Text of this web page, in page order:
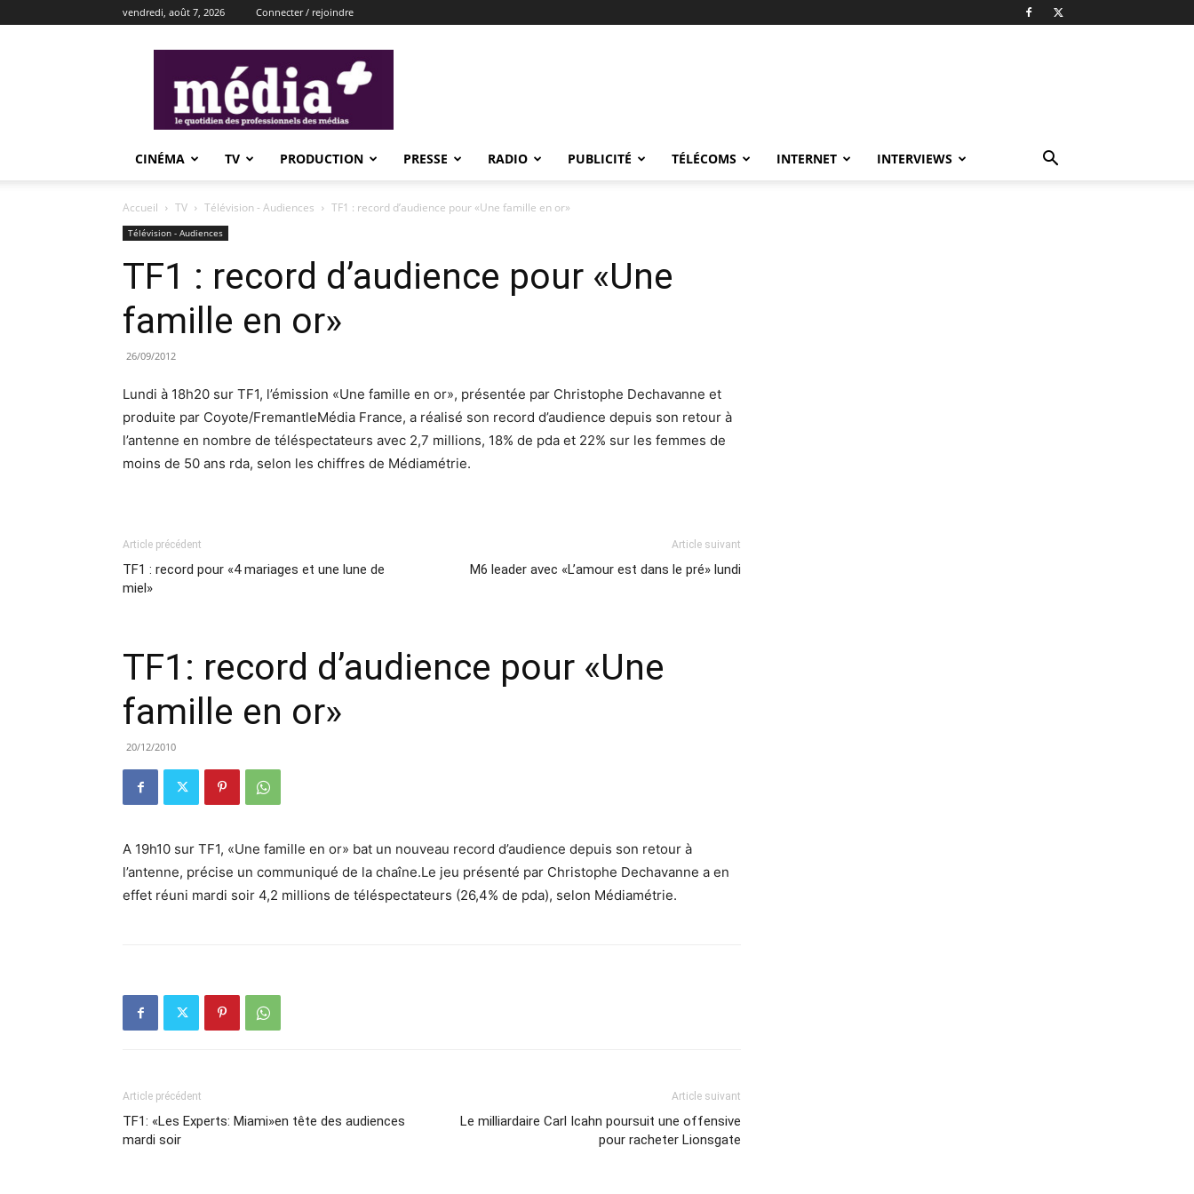
vendredi, août 7, 2026 Connecter / rejoindre
CINÉMA TV PRODUCTION PRESSE RADIO PUBLICITÉ TÉLÉCOMS INTERNET INTERVIEWS
Accueil TV Télévision - Audiences TF1 : record d’audience pour «Une famille en or»
Télévision - Audiences
TF1 : record d’audience pour «Une
famille en or»
26/09/2012
Lundi à 18h20 sur TF1, l’émission «Une famille en or», présentée par Christophe Dechavanne et
produite par Coyote/FremantleMédia France, a réalisé son record d’audience depuis son retour à
l’antenne en nombre de téléspectateurs avec 2,7 millions, 18% de pda et 22% sur les femmes de
moins de 50 ans rda, selon les chiffres de Médiamétrie.
Article précédent
TF1 : record pour «4 mariages et une lune de
miel»
Article suivant
M6 leader avec «L’amour est dans le pré» lundi
TF1: record d’audience pour «Une
famille en or»
20/12/2010
A 19h10 sur TF1, «Une famille en or» bat un nouveau record d’audience depuis son retour à
l’antenne, précise un communiqué de la chaîne.Le jeu présenté par Christophe Dechavanne a en
effet réuni mardi soir 4,2 millions de téléspectateurs (26,4% de pda), selon Médiamétrie.
Article précédent
TF1: «Les Experts: Miami»en tête des audiences
mardi soir
Article suivant
Le milliardaire Carl Icahn poursuit une offensive
pour racheter Lionsgate